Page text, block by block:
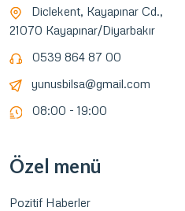
Diclekent, Kayapınar Cd.,
21070 Kayapınar/Diyarbakır
0539 864 87 00
yunusbilsa@gmail.com
08:00 - 19:00
Özel menü
Pozitif Haberler